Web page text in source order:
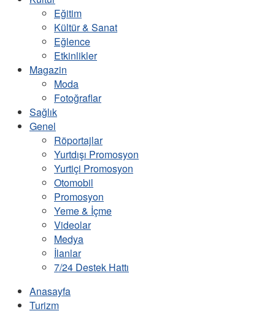
Eğitim
Kültür & Sanat
Eğlence
Etkinlikler
Magazin
Moda
Fotoğraflar
Sağlık
Genel
Röportajlar
Yurtdışı Promosyon
Yurtiçi Promosyon
Otomobil
Promosyon
Yeme & İçme
Videolar
Medya
İlanlar
7/24 Destek Hattı
Anasayfa
Turizm